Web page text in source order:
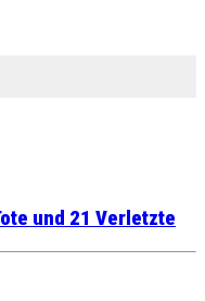
und 21 Verletzte